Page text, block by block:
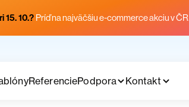
15. 10.? Príď na najväčšiu e-commerce akciu v
ReferenciePodpora Kontakt